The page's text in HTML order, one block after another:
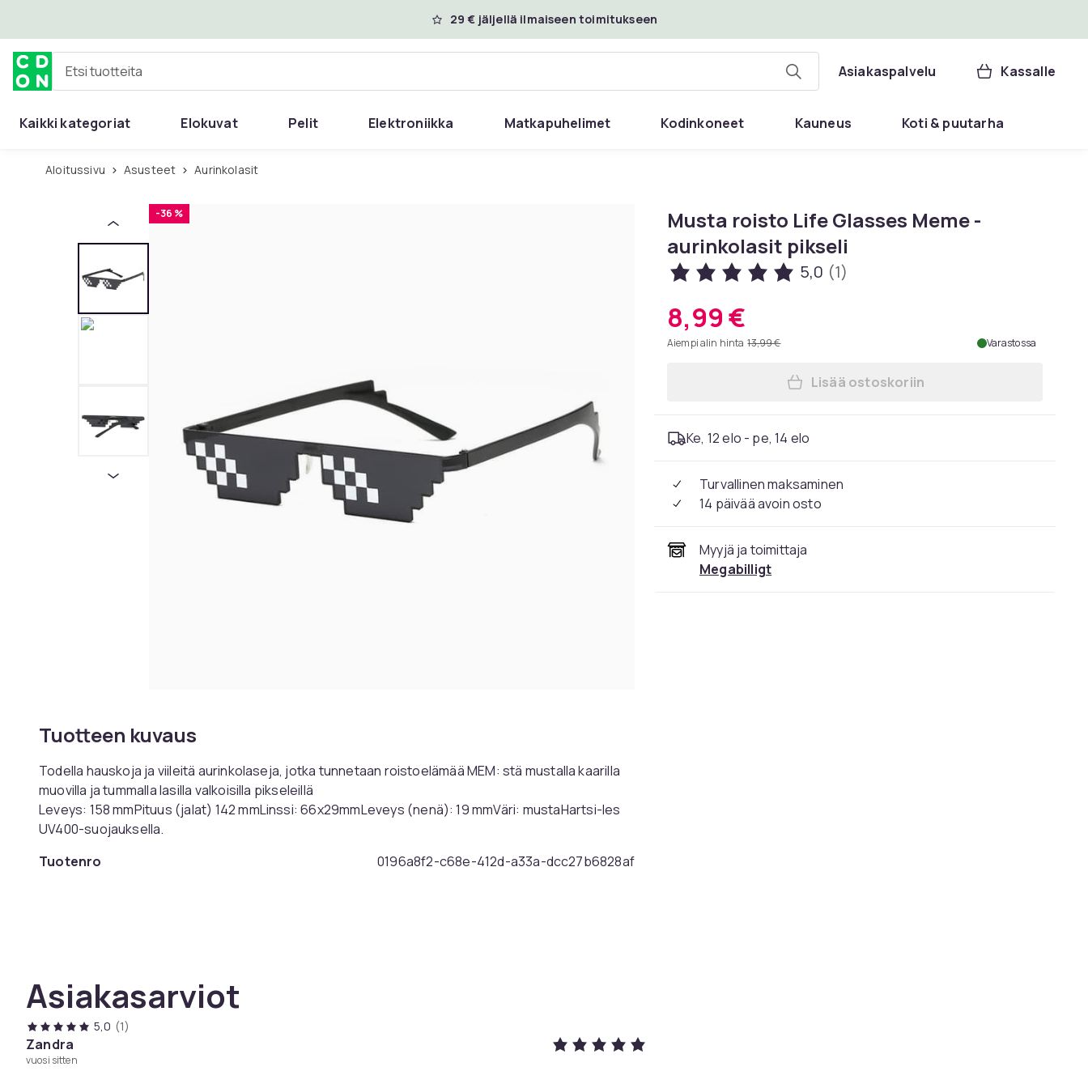
29 € jäljellä ilmaiseen toimitukseen
Etsi tuotteita Asiakaspalvelu Kassalle
Kaikki kategoriat Elokuvat Pelit Elektroniikka Matkapuhelimet Kodinkoneet Kauneus Koti & puutarha
Aloitussivu Asusteet Aurinkolasit
-36 %
Tuotteen kuvaus
Todella hauskoja ja viileitä aurinkolaseja, jotka tunnetaan roistoelämää MEM: stä mustalla kaarilla
muovilla ja tummalla lasilla valkoisilla pikseleillä
Leveys: 158 mmPituus (jalat) 142 mmLinssi: 66x29mmLeveys (nenä): 19 mmVäri: mustaHartsi-les
UV400-suojauksella.
Tuotenro
0196a8f2-c68e-412d-a33a-dcc27b6828af
Asiakasarviot
5,0 (1)
Zandra
vuosi sitten
Musta roisto Life Glasses Meme -
aurinkolasit pikseli
5,0 (1)
8,99 €
Aiempi alin hinta 13,99 € Varastossa
Lisää Musta roisto Life Glasses
Lisää ostoskoriin
Ke, 12 elo - pe, 14 elo
Turvallinen maksaminen
14 päivää avoin osto
Myyjä ja toimittaja
Megabilligt